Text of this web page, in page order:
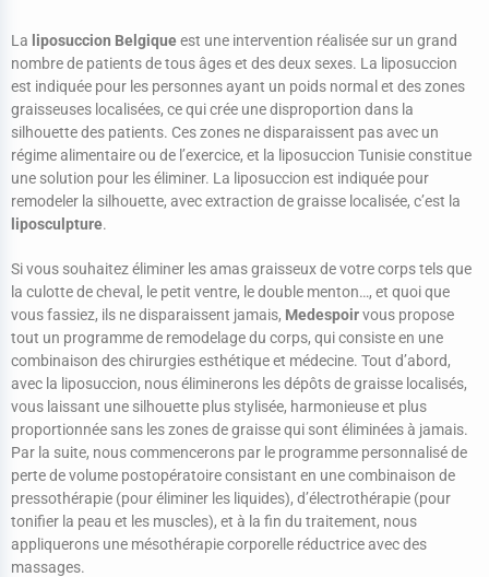
La liposuccion Belgiqueest une intervention réalisée sur un grand
nombre de patients de tous âges et des deux sexes. La liposuccion
est indiquée pour les personnes ayant un poids normal et des zones
graisseuses localisées, ce qui crée une disproportion dans la
silhouette des patients. Ces zones ne disparaissent pas avec un
régime alimentaire ou de l’exercice, et la liposuccion Tunisie constitue
une solution pour les éliminer. La liposuccion est indiquée pour
remodeler la silhouette, avec extraction de graisse localisée, c’est la
liposculpture.
Si vous souhaitez éliminer les amas graisseux de votre corps tels que
la culotte de cheval, le petit ventre, le double menton…, et quoi que
vous fassiez, ils ne disparaissent jamais, Medespoirvous propose
tout un programme de remodelage du corps, qui consiste en une
combinaison des chirurgies esthétique et médecine. Tout d’abord,
avec la liposuccion, nous éliminerons les dépôts de graisse localisés,
vous laissant une silhouette plus stylisée, harmonieuse et plus
proportionnée sans les zones de graisse qui sont éliminées à jamais.
Par la suite, nous commencerons par le programme personnalisé de
perte de volume postopératoire consistant en une combinaison de
pressothérapie (pour éliminer les liquides), d’électrothérapie (pour
tonifier la peau et les muscles), et à la fin du traitement, nous
appliquerons une mésothérapie corporelle réductrice avec des
massages.